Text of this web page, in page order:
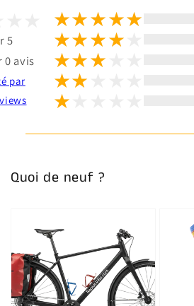
5
0 avis
par
Quoi de neuf ?